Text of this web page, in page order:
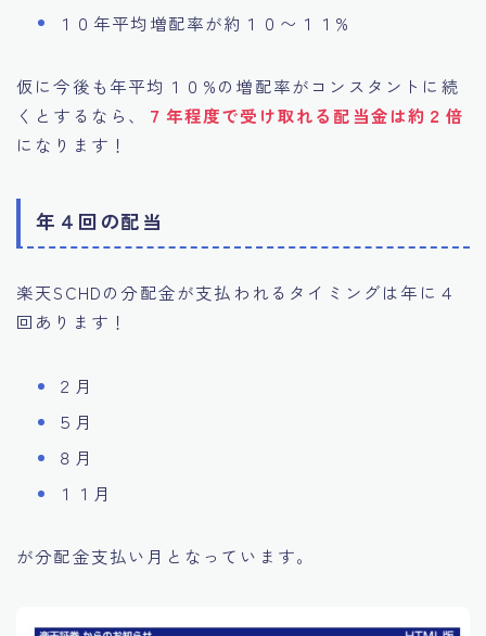
１０年平均増配率が約１０〜１１%
仮に今後も年平均１０%の増配率がコンスタントに続
くとするなら、
７年程度で受け取れる配当金は約２倍
になります！
年４回の配当
楽天SCHDの分配金が支払われるタイミングは年に４
回あります！
２月
５月
８月
１１月
が分配金支払い月となっています。